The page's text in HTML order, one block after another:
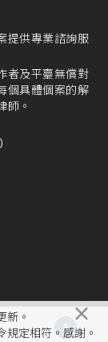
提供專業諮詢服
者及平臺無償對
個具體個案的解
師。
新。
定相符。感謝。
×